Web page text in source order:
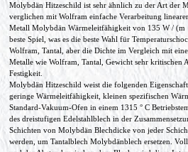
Molybdän Hitzeschild ist sehr ähnlich zu der Art der
verglichen mit Wolfram einfache Verarbeitung
Metall Molybdän Wärmeleitfähigkeit von 135 W / (m
beste Spiel, was es die beste Wahl für
Wolfram, Tantal, aber die Dichte im Vergleich mit
Metalle wie Wolfram, Tantal, Gewicht sehr
Festigkeit.
Molybdän Hitzeschild weist die folgenden
geringe Wärmeleitfähigkeit, kleinen spezifischen
Standard-Vakuum-Ofen in einem 1315 ° C
des dreistufigen Edelstahlblech in der
Schichten von Molybdän Blechdicke von jeder
werden, um Tantalblech Molybdänblech ersetzen.